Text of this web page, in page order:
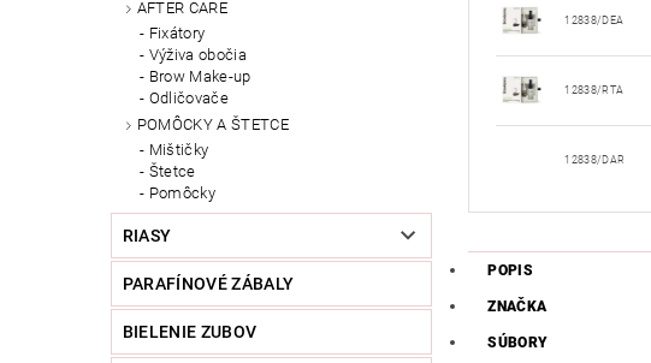
AFTER CARE
Fixátory
Výživa obočia
Brow Make-up
Odličovače
POMÔCKY A ŠTETCE
Mištičky
Štetce
Pomôcky
RIASY
PARAFÍNOVÉ ZÁBALY
BIELENIE ZUBOV
12838/DEA
12838/RTA
12838/DAR
POPIS
ZNAČKA
SÚBORY